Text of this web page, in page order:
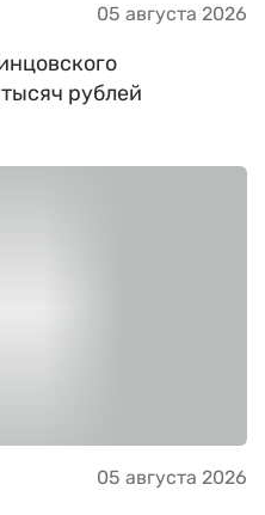
05 августа 2026
рублей
05 августа 2026